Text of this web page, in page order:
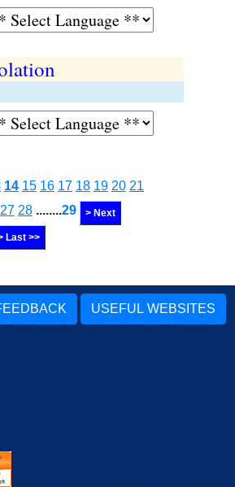
14 15 16 17 18 19 20 21
27 28 ........29 > Next
Last >>
USEFUL WEBSITES